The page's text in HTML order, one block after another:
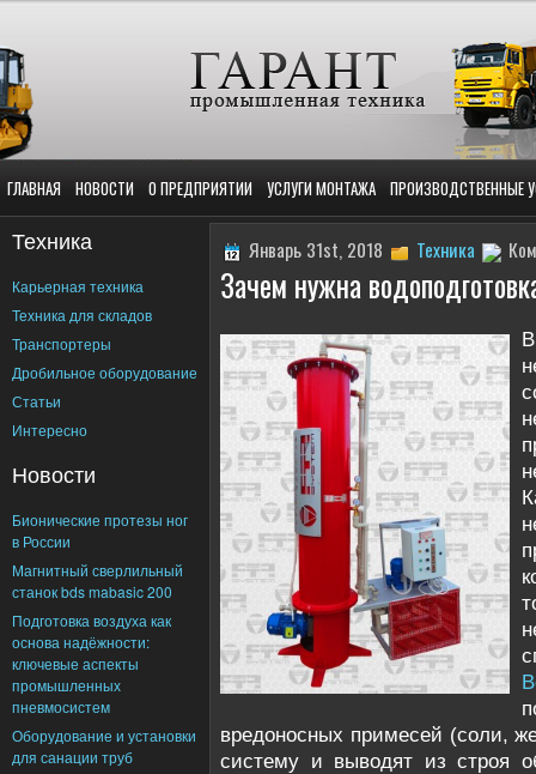
ГЛАВНАЯ НОВОСТИ О ПРЕДПРИЯТИИ УСЛУГИ МОНТАЖА ПРОИЗВОДСТВЕННЫЕ
Техника
Карьерная техника
Техника для складов
Транспортеры
Дробильное оборудование
Статьи
Интересно
Новости
Бионические протезы ног
в России
Магнитный сверлильный
станок bds mabasic 200
Подготовка воздуха как
основа надёжности:
ключевые аспекты
промышленных
пневмосистем
Оборудование и установки
для санации труб
Январь 31st, 2018 Техника
Зачем нужна
вредоносных примесей (соли,
систему и выводят из строя